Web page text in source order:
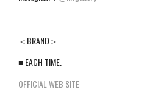
＜BRAND＞
■ EACH TIME.
OFFICIAL WEB SITE